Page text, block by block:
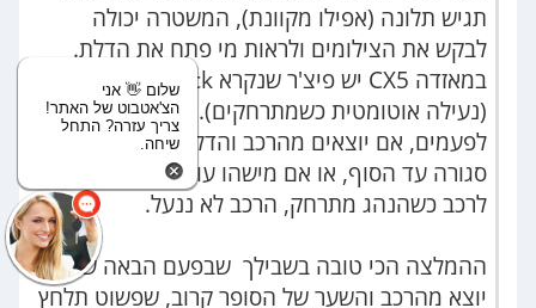
תגיש תלונה (אפילו מקוונת), המשטרה יכולה
לבקש את הצילומים ולראות מי פתח את הדלת.
במאזדה CX5 יש פיצ'ר שנקרא Walk-away Lock
(נעילה אוטומטית כשמתרחקים).
לפעמים, אם יוצאים מהרכב והדלת של הנוסע לא
סגורה עד הסוף, או אם מישהו עומד קרוב מדי
לרכב כשהנהג מתרחק, הרכב לא ננעל.
ההמלצה הכי טובה בשבילך שבפעם הבאה שאתה
יוצא מהרכב והשער של הסופר קרוב, שפשוט תלחץ
שלום 👋 אני
הצ'אטבוט של האתר!
צריך עזרה? התחל
שיחה.